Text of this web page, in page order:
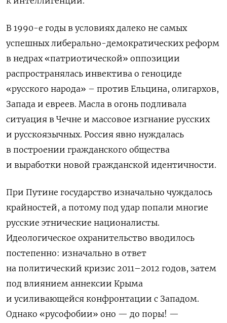
В 1990-е годы в условиях далеко не самых
успешных либерально-демократических реформ
в недрах «патриотической» оппозиции
распространялась инвектива о геноциде
«русского народа» – против Ельцина, олигархов,
Запада и евреев. Масла в огонь подливала
ситуация в Чечне и массовое изгнание русских
и русскоязычных. Россия явно нуждалась
в построении гражданского общества
и выработки новой гражданской идентичности.
При Путине государство изначально чуждалось
крайностей, а потому под удар попали многие
русские этнические националисты.
Идеологическое охранительство вводилось
постепенно: изначально в ответ
на политический кризис 2011–2012 годов, затем
под влиянием аннексии Крыма
и усиливающейся конфронтации с Западом.
Однако «русофобии» оно — до поры! —